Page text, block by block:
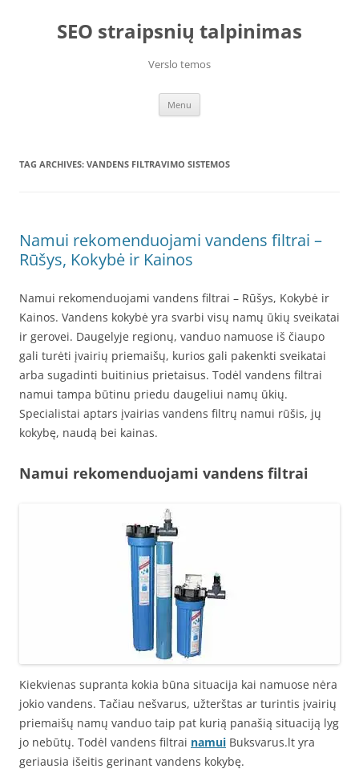
contentSEO straipsnių talpinimas
Verslo temos
Menu
TAG ARCHIVES: VANDENS FILTRAVIMO SISTEMOS
Namui rekomenduojami vandens filtrai –
Rūšys, Kokybė ir Kainos
Namui rekomenduojami vandens filtrai – Rūšys, Kokybė ir
Kainos. Vandens kokybė yra svarbi visų namų ūkių sveikatai
ir gerovei. Daugelyje regionų, vanduo namuose iš čiaupo
gali turėti įvairių priemaišų, kurios gali pakenkti sveikatai
arba sugadinti buitinius prietaisus. Todėl vandens filtrai
namui tampa būtinu priedu daugeliui namų ūkių.
Specialistai aptars įvairias vandens filtrų namui rūšis, jų
kokybę, naudą bei kainas.
Namui rekomenduojami vandens filtrai
Kiekvienas supranta kokia būna situacija kai namuose nėra
jokio vandens. Tačiau nešvarus, užterštas ar turintis įvairių
priemaišų namų vanduo taip pat kurią panašią situaciją lyg
jo nebūtų. Todėl vandens filtrai namui Buksvarus.lt yra
geriausia išeitis gerinant vandens kokybę.